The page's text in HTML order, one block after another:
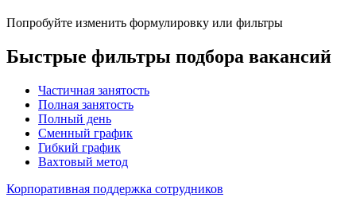
Попробуйте изменить формулировку или фильтры
Быстрые фильтры подбора вакансий
Частичная занятость
Полная занятость
Полный день
Сменный график
Гибкий график
Вахтовый метод
Корпоративная поддержка сотрудников